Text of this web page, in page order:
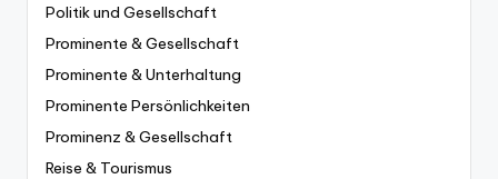
Politik und Gesellschaft
Prominente & Gesellschaft
Prominente & Unterhaltung
Prominente Persönlichkeiten
Prominenz & Gesellschaft
Reise & Tourismus